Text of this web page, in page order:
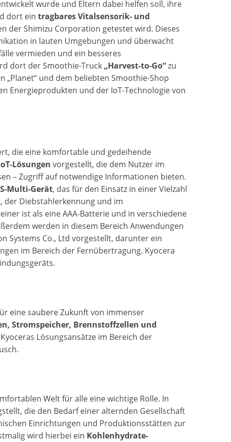
wurde und Eltern dabei helfen soll, ihre
dort eintragbares Vitalsensorik- und
der Shimizu Corporation getestet wird. Dieses
in lauten Umgebungen und überwacht
vermieden und ein besseres
dort der Smoothie-Truck „Harvest-to-Go“zu
und dem beliebten Smoothie-Shop
Energieprodukten und der IoT-Technologie von
die eine komfortable und gedeihende
Lösungen vorgestellt, die dem Nutzer im
– Zugriff auf notwendige Informationen bieten.
Multi-Gerät, das für den Einsatz in einer Vielzahl
der Diebstahlerkennung und im
ist als eine AAA-Batterie und in verschiedene
werden in diesem Bereich Anwendungen
Systems Co., Ltd vorgestellt, darunter ein
im Bereich der Fernübertragung. Kyocera
eine saubere Zukunft von immenser
Stromspeicher, Brennstoffzellen und
Lösungsansätze im Bereich der
Welt für alle eine wichtige Rolle. In
die den Bedarf einer alternden Gesellschaft
Einrichtungen und Produktionsstätten zur
wird hierbei ein Kohlenhydrate-